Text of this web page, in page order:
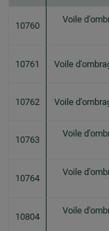
10760
Voile
10761 Voile
10762 Voile
10763
Voile
10764
Voile
10804
Voile